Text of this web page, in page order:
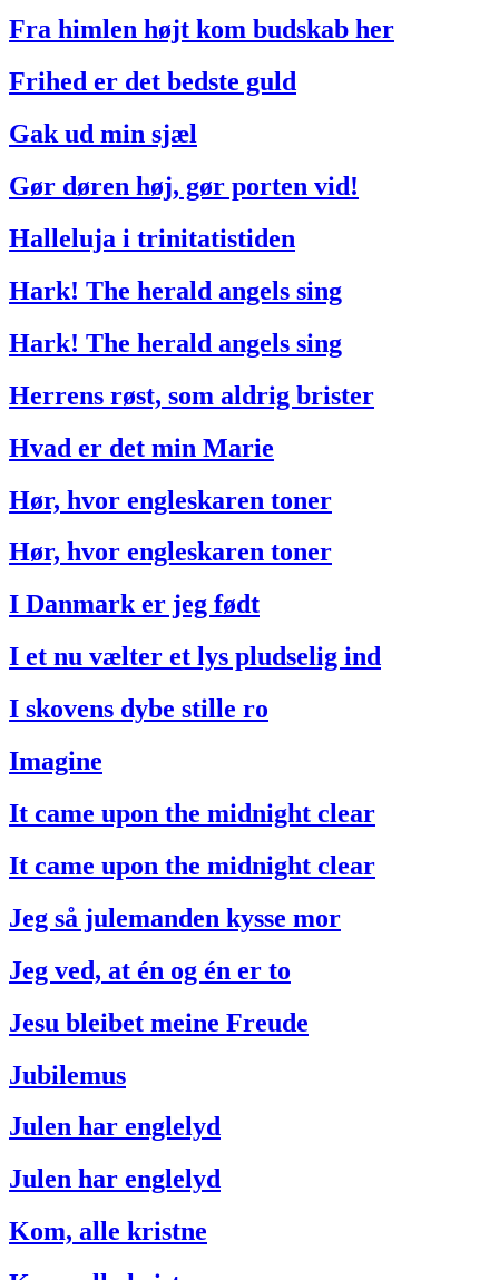
Fra himlen højt kom budskab her
Frihed er det bedste guld
Gak ud min sjæl
Gør døren høj, gør porten vid!
Halleluja i trinitatistiden
Hark! The herald angels sing
Hark! The herald angels sing
Herrens røst, som aldrig brister
Hvad er det min Marie
Hør, hvor engleskaren toner
Hør, hvor engleskaren toner
I Danmark er jeg født
I et nu vælter et lys pludselig ind
I skovens dybe stille ro
Imagine
It came upon the midnight clear
It came upon the midnight clear
Jeg så julemanden kysse mor
Jeg ved, at én og én er to
Jesu bleibet meine Freude
Jubilemus
Julen har englelyd
Julen har englelyd
Kom, alle kristne